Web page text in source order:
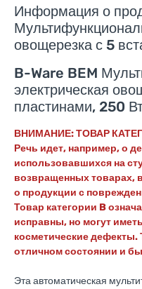
Информация о
овощерезка с 5
B-Ware BEM
электрическая
пластинами, 250
ВНИМАНИЕ: ТОВАР
Речь идет, например, о
использовавшихся на
возвращенных товарах,
о продукции с
Товар категории B
исправны, но могут
косметические дефекты.
отличном состоянии и
Эта автоматическая